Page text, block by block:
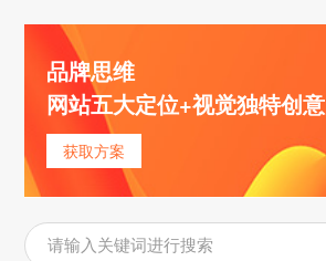
品牌思维
网站五大定位+视觉独特创意
获取方案